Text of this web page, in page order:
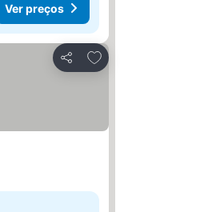
Ver preços
Partilhar
Adicionar aos favoritos